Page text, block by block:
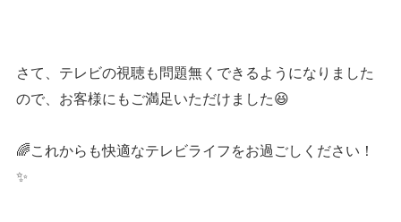
さて、テレビの視聴も問題無くできるようになりました
ので、お客様にもご満足いただけました😆
🌈これからも快適なテレビライフをお過ごしください！
✨